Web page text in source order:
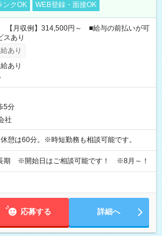
ンクOK WEB登録・面接OK
【月収例】314,500円～ ■給与の前払いが可
スあり
あり
あり
5分
社
は60分。※時短勤務も相談可能です。
長期 ※開始日はご相談可能です！ ※8月～！
応募する 詳細へ